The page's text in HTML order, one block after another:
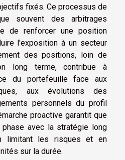
fixés. Ce processus de
souvent des arbitrages
de renforcer une position
l'exposition à un secteur
des positions, loin de
long terme, contribue à
du portefeuille face aux
aux évolutions des
personnels du profil
proactive garantit que
avec la stratégie long
limitant les risques et en
sur la durée.